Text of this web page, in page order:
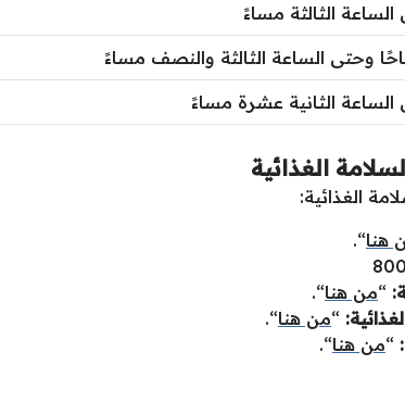
الثالثة مساءً
وحتى الساعة الثالثة والنصف مساءً
الثانية عشرة مساءً
الغذائية
الغذائية:
هنا“.
“من هنا“.
“من هنا“.
“من هنا“.